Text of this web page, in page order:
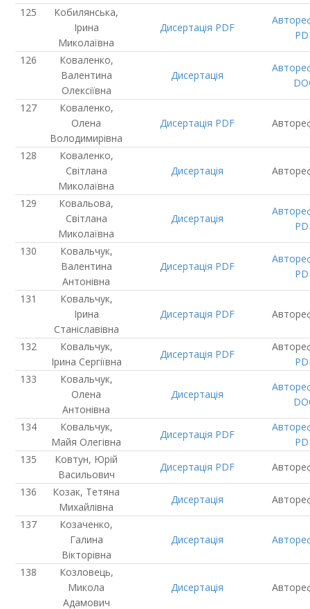
Кобилянська,
Ірина
Миколаївна
Дисертація PDF
Коваленко,
Валентина
Олексіївна
Дисертація
Коваленко,
Олена
Володимирівна
Дисертація PDF
Коваленко,
Світлана
Миколаївна
Дисертація
Ковальова,
Світлана
Миколаївна
Дисертація
Ковальчук,
Валентина
Антонівна
Дисертація PDF
Ковальчук,
Ірина
Станіславівна
Дисертація PDF
Ковальчук,
Ірина Сергіївна
Дисертація PDF
Ковальчук,
Олена
Антонівна
Дисертація
Ковальчук,
Майя Олегівна
Дисертація PDF
Ковтун, Юрій
Васильович
Дисертація PDF
Козак, Тетяна
Михайлівна
Дисертація
Козаченко,
Галина
Вікторівна
Дисертація
Козловець,
Микола
Адамович
Дисертація